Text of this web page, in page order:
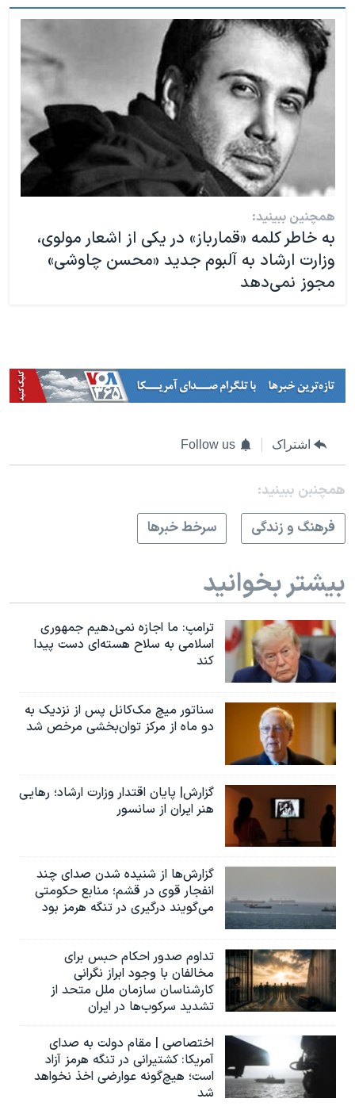
همچنین ببینید:
به خاطر کلمه «قمارباز» در یکی از اشعار مولوی،
وزارت ارشاد به آلبوم جدید «محسن چاوشی»
مجوز نمی‌دهد
اشتراک Follow us
همچنبن ببینید:
فرهنگ و زندگی
سرخط خبرها
بیشتر بخوانید
ترامپ: ما اجازه نمی‌دهیم جمهوری
اسلامی به سلاح هسته‌ای دست پیدا
کند
سناتور میچ مک‌کانل پس از نزدیک به
دو ماه از مرکز توان‌بخشی مرخص شد
گزارش| پایان اقتدار وزارت ارشاد؛ رهایی
هنر ایران از سانسور
گزارش‌ها از شنیده شدن صدای چند
انفجار قوی در قشم؛ منابع حکومتی
می‌گویند درگیری در تنگه هرمز بود
تداوم صدور احکام حبس برای
مخالفان با وجود ابراز نگرانی
کارشناسان سازمان ملل متحد از
تشدید سرکوب‌ها در ایران
اختصاصی | مقام دولت به صدای
آمریکا: کشتیرانی در تنگه هرمز آزاد
است؛ هیچ‌گونه عوارضی اخذ نخواهد
شد